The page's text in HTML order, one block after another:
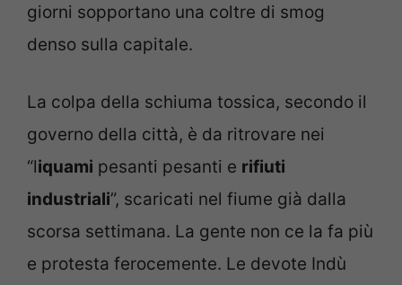
giorni sopportano una coltre di smog
denso sulla capitale.
La colpa della schiuma tossica, secondo il
governo della città, è da ritrovare nei
“liquami pesanti pesanti e rifiuti
industriali”, scaricati nel fiume già dalla
scorsa settimana. La gente non ce la fa più
e protesta ferocemente. Le devote Indù